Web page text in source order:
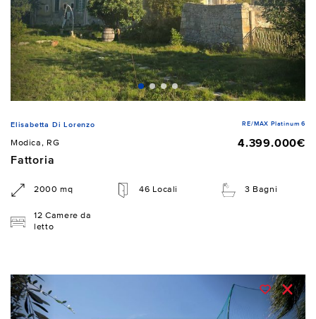
Elisabetta Di Lorenzo RE/MAX Platinum 6
Modica, RG
4.399.000€
Fattoria
2000 mq 46 Locali 3 Bagni
12 Camere da
letto